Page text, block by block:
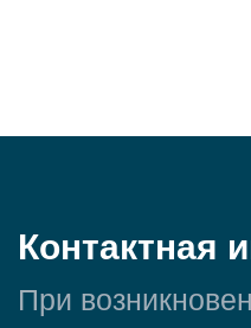
Контактная
При